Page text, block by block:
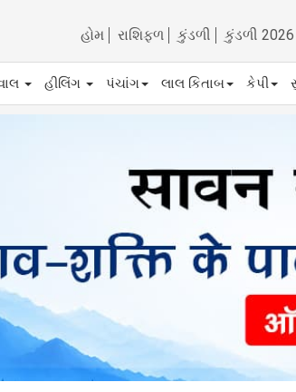
હોમ રાશિફળ કુંડળી કુંડળી 2026
હીલિંગ પંચાંગ લાલ કિતાબ કેપી